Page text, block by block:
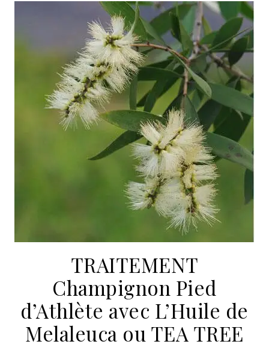
TRAITEMENT
Champignon Pied
d’Athlète avec L’Huile de
Melaleuca ou TEA TREE